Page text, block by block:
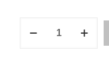
Operativa